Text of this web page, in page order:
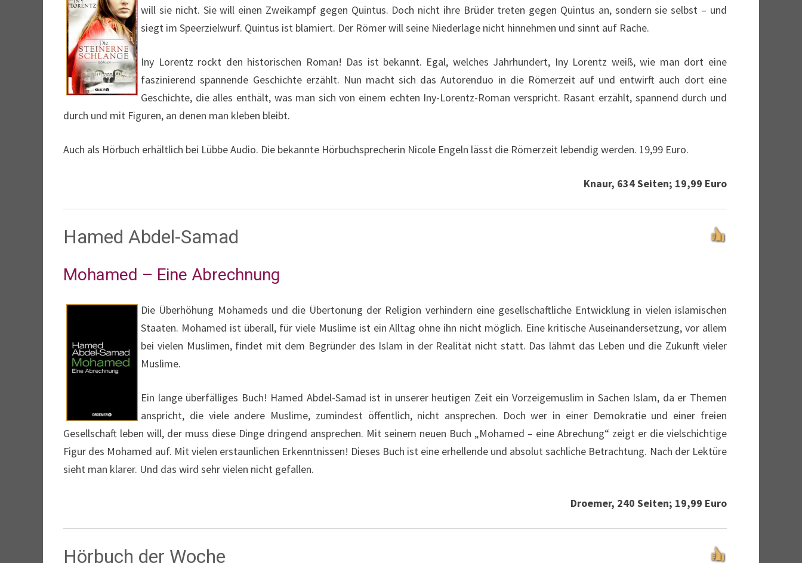
will sie nicht. Sie will einen Zweikampf gegen Quintus. Doch nicht ihre Brüder treten gegen Quintus an, sondern sie selbst – und
siegt im Speerzielwurf. Quintus ist blamiert. Der Römer will seine Niederlage nicht hinnehmen und sinnt auf Rache.
Iny Lorentz rockt den historischen Roman! Das ist bekannt. Egal, welches Jahrhundert, Iny Lorentz weiß, wie man dort eine
faszinierend spannende Geschichte erzählt. Nun macht sich das Autorenduo in die Römerzeit auf und entwirft auch dort eine
Geschichte, die alles enthält, was man sich von einem echten Iny-Lorentz-Roman verspricht. Rasant erzählt, spannend durch und
durch und mit Figuren, an denen man kleben bleibt.
Auch als Hörbuch erhältlich bei Lübbe Audio. Die bekannte Hörbuchsprecherin Nicole Engeln lässt die Römerzeit lebendig werden. 19,99 Euro.
Knaur, 634 Seiten; 19,99 Euro
Hamed Abdel-Samad
Mohamed – Eine Abrechnung
Die Überhöhung Mohameds und die Übertonung der Religion verhindern eine gesellschaftliche Entwicklung in vielen islamischen
Staaten. Mohamed ist überall, für viele Muslime ist ein Alltag ohne ihn nicht möglich. Eine kritische Auseinandersetzung, vor allem
bei vielen Muslimen, findet mit dem Begründer des Islam in der Realität nicht statt. Das lähmt das Leben und die Zukunft vieler
Muslime.
Ein lange überfälliges Buch! Hamed Abdel-Samad ist in unserer heutigen Zeit ein Vorzeigemuslim in Sachen Islam, da er Themen
anspricht, die viele andere Muslime, zumindest öffentlich, nicht ansprechen. Doch wer in einer Demokratie und einer freien
Gesellschaft leben will, der muss diese Dinge dringend ansprechen. Mit seinem neuen Buch „Mohamed – eine Abrechung“ zeigt er die vielschichtige
Figur des Mohamed auf. Mit vielen erstaunlichen Erkenntnissen! Dieses Buch ist eine erhellende und absolut sachliche Betrachtung. Nach der Lektüre
sieht man klarer. Und das wird sehr vielen nicht gefallen.
Droemer, 240 Seiten; 19,99 Euro
Hörbuch der Woche